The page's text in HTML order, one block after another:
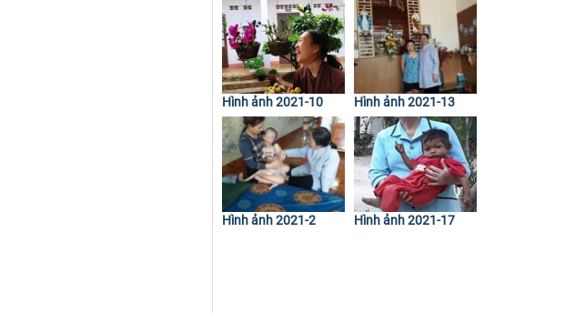
Hình ảnh 2021-10 Hình ảnh 2021-13
Hình ảnh 2021-2 Hình ảnh 2021-17